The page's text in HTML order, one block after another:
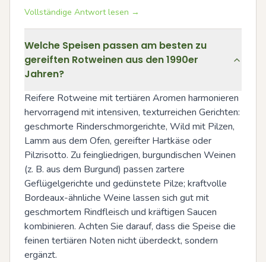
Vollständige Antwort lesen →
Welche Speisen passen am besten zu
gereiften Rotweinen aus den 1990er
Jahren?
Reifere Rotweine mit tertiären Aromen harmonieren
hervorragend mit intensiven, texturreichen Gerichten:
geschmorte Rinderschmorgerichte, Wild mit Pilzen,
Lamm aus dem Ofen, gereifter Hartkäse oder
Pilzrisotto. Zu feingliedrigen, burgundischen Weinen
(z. B. aus dem Burgund) passen zartere
Geflügelgerichte und gedünstete Pilze; kraftvolle
Bordeaux-ähnliche Weine lassen sich gut mit
geschmortem Rindfleisch und kräftigen Saucen
kombinieren. Achten Sie darauf, dass die Speise die
feinen tertiären Noten nicht überdeckt, sondern
ergänzt.